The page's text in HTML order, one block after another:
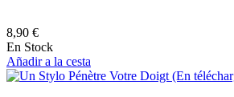
8,90 €
En Stock
Añadir a la cesta